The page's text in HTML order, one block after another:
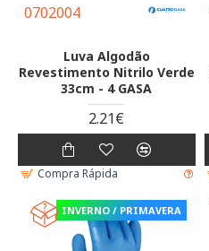
0702004
Luva Algodão
Revestimento Nitrilo Verde
33cm - 4 GASA
2.21€
Compra Rápida
INVERNO / PRIMAVERA